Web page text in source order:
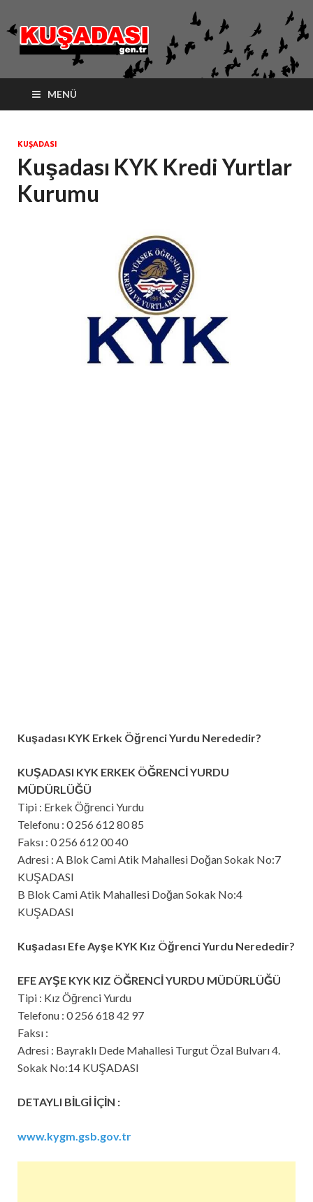
MENÜ
KUŞADASI
Kuşadası KYK Kredi Yurtlar
Kurumu
Kuşadası KYK Erkek Öğrenci Yurdu Nerededir?
KUŞADASI KYK ERKEK ÖĞRENCİ YURDU
MÜDÜRLÜĞÜ
Tipi : Erkek Öğrenci Yurdu
Telefonu : 0 256 612 80 85
Faksı : 0 256 612 00 40
Adresi : A Blok Cami Atik Mahallesi Doğan Sokak No:7
KUŞADASI
B Blok Cami Atik Mahallesi Doğan Sokak No:4
KUŞADASI
Kuşadası Efe Ayşe KYK Kız Öğrenci Yurdu Nerededir?
EFE AYŞE KYK KIZ ÖĞRENCİ YURDU MÜDÜRLÜĞÜ
Tipi : Kız Öğrenci Yurdu
Telefonu : 0 256 618 42 97
Faksı :
Adresi : Bayraklı Dede Mahallesi Turgut Özal Bulvarı 4.
Sokak No:14 KUŞADASI
DETAYLI BİLGİ İÇİN :
www.kygm.gsb.gov.tr